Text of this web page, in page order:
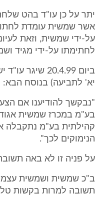
יתר על כן עו"ד בהט
אשר שמשית עומדת
על-ידי שמשית, וזאת
לחתימתו על-ידי מגיד
ביום 20.4.99
יא' לתביעה) בנוסח הבא:
"נבקשך להודיענו אם
בע"מ במכרז שמשית
קהילתית בע"מ נתקבלה
הנימוקים לכך".
על פניה זו לא באה
ב"כ שמשית ושמשית
תשובה למרות בקשות